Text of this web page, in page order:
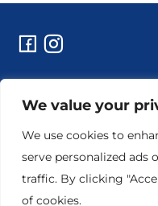
We value your
We use cookies to
serve personalized ads
traffic. By clicking
of cookies.
Технические
Реквизиты
Настройки